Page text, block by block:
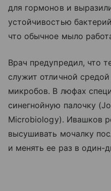
для гормонов и
устойчивостью
что обычное мыло
Врач предупредил, что
служит отличной
микробов. В люфах
синегнойную палочку
Microbiology). Ивашков
высушивать мочалку
и менять ее раз в один-